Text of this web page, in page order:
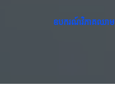
ឧបករណ៍វិភាគឈាម